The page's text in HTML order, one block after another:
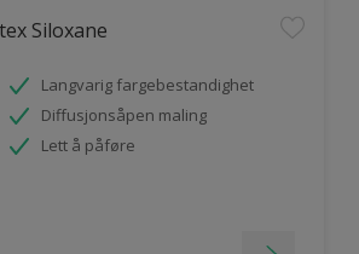
Siloxane
Langvarig fargebestandighet
Diffusjonsåpen maling
Lett å påføre